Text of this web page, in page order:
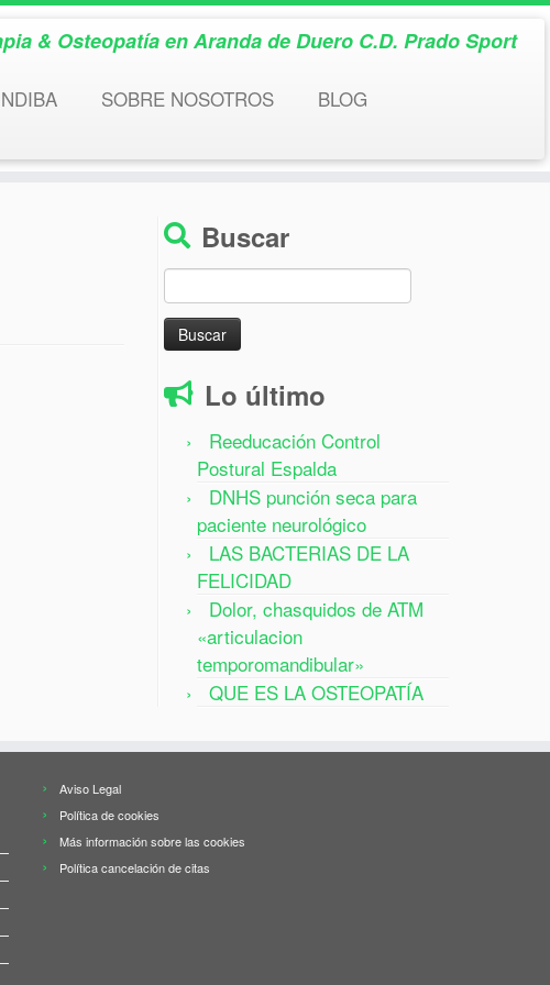
& Osteopatía en Aranda de Duero C.D. Prado Sport
SOBRE NOSOTROS
BLOG
Buscar
Lo último
Reeducación Control
Postural Espalda
DNHS punción seca para
paciente neurológico
LAS BACTERIAS DE LA
FELICIDAD
Dolor, chasquidos de ATM
«articulacion
temporomandibular»
QUE ES LA OSTEOPATÍA
Aviso Legal
Política de cookies
Más información sobre las cookies
Política cancelación de citas